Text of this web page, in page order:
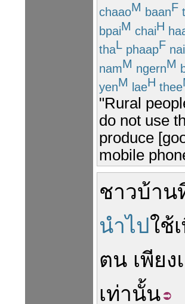
chaaoM baanF
bpaiM chaiH
thaL phaapF nai
namM ngernM
yenM laeH thee
"Rural
do not use
produce
mobile
ชาวบ้าน
นำไปใช้
ตน เพีย
เท่านั้น